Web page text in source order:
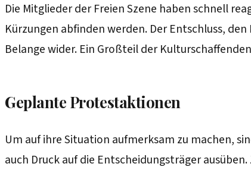
Die Mitglieder der Freien Szene haben schnell
Kürzungen abfinden werden. Der Entschluss,
Belange wider. Ein Großteil der
Geplante Protestaktionen
Um auf ihre Situation aufmerksam zu machen,
auch Druck auf die Entscheidungsträger